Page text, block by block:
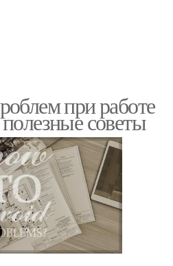
при работе
советы